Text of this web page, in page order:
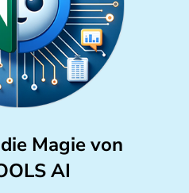
Magie von
AI